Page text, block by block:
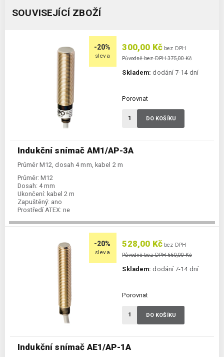
SOUVISEJÍCÍ ZBOŽÍ
-20%
sleva
Indukční snímač AM1/AP-3A
Průměr M12, dosah 4 mm, kabel 2 m
Průměr: M12
Dosah: 4 mm
Ukončení: kabel 2 m
Zapuštěný: ano
Prostředí ATEX: ne
300,00 Kč bez DPH
Původně bez DPH 375,00 Kč
Skladem: dodání 7-14 dní
Porovnat
DO KOŠÍKU
-20%
sleva
Indukční snímač AE1/AP-1A
528,00 Kč bez DPH
Původně bez DPH 660,00 Kč
Skladem: dodání 7-14 dní
Porovnat
DO KOŠÍKU